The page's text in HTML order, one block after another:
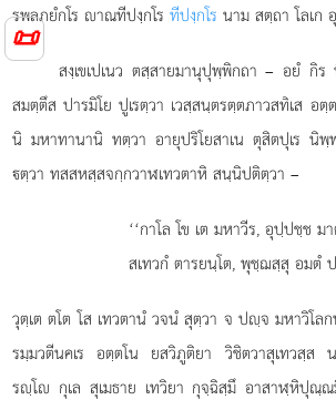
📜
รพลภยํกโร าณทีปงฺกโรทีปงฺกโร นาม สตฺถา โลเก
สงฺเขเปเนว ตสฺสายมานุปุพฺพิกถา – อยํ กิร
สมตฺตึส ปารมิโย ปูเรตฺวา เวสฺสนฺตรตฺตภาวสทิเส อ
นิ มหาทานานิ ทตฺวา อายุปริโยสาเน ตุสิตปุเร นิ
ตฺวา ทสสหสฺสจกฺกวาฬเทวตาหิ สนฺนิปติตฺวา –
‘‘กาโล โข เต มหาวีร, อุปฺปชฺช ม
สเทวกํ ตารยนฺโต, พุชฺฌสฺสุ อมตํ
วุตฺเตตโต โส เทวตานํ วจนํ สุตฺวา จ ปฺจ มหาวิโลก
รมฺมวตีนคเร อตฺตโน ยสวิภูติยา วิชิตวาสุเทวสฺส
รฺโ กุเล สุเมธาย เทวิยา กุจฺฉิสฺมึ อาสาฬฺหิปุณฺ